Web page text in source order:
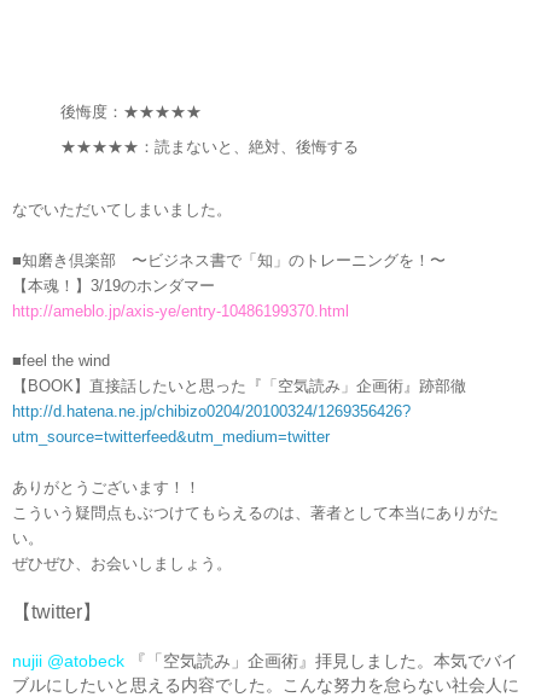
後悔度：★★★★★
★★★★★：読まないと、絶対、後悔する
なでいただいてしまいました。
■知磨き倶楽部 〜ビジネス書で「知」のトレーニングを！〜
【本魂！】3/19のホンダマー
http://ameblo.jp/axis-ye/entry-10486199370.html
■feel the wind
【BOOK】直接話したいと思った『「空気読み」企画術』跡部徹
http://d.hatena.ne.jp/chibizo0204/20100324/1269356426?
utm_source=twitterfeed&utm_medium=twitter
ありがとうございます！！
こういう疑問点もぶつけてもらえるのは、著者として本当にありがた
い。
ぜひぜひ、お会いしましょう。
【twitter】
nujii @atobeck 『「空気読み」企画術』拝見しました。本気でバイ
ブルにしたいと思える内容でした。こんな努力を怠らない社会人に